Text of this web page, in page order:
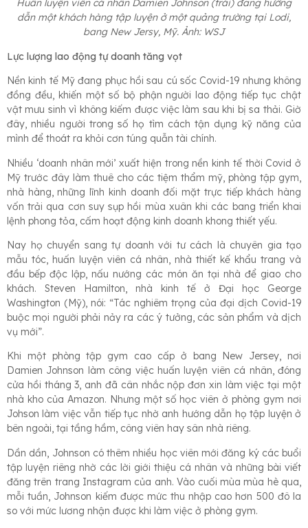
Huấn luyện viên cá nhân Damien Johnson (trái) đang hướng
dẫn một khách hàng tập luyện ở một quảng trường tại Lodi,
bang New Jersy, Mỹ. Ảnh: WSJ
Lực lượng lao động tự doanh tăng vọt
Nền kinh tế Mỹ đang phục hồi sau cú sốc Covid-19 nhưng không
đồng đều, khiến một số bộ phận người lao động tiếp tục chật
vật mưu sinh vì không kiếm được việc làm sau khi bị sa thải. Giờ
đây, nhiều người trong số họ tìm cách tận dụng kỹ năng của
mình để thoát ra khỏi cơn túng quẫn tài chính.
Nhiều ‘doanh nhân mới’ xuất hiện trong nền kinh tế thời Covid ở
Mỹ trước đây làm thuê cho các tiệm thẩm mỹ, phòng tập gym,
nhà hàng, những lĩnh kinh doanh đối mặt trực tiếp khách hàng
vốn trải qua cơn suy sụp hồi mùa xuân khi các bang triển khai
lệnh phong tỏa, cấm hoạt động kinh doanh khong thiết yếu.
Nay họ chuyển sang tự doanh với tư cách là chuyên gia tạo
mẫu tóc, huấn luyện viên cá nhân, nhà thiết kế khẩu trang và
đầu bếp độc lập, nấu nướng các món ăn tại nhà để giao cho
khách. Steven Hamilton, nhà kinh tế ở Đại học George
Washington (Mỹ), nói: “Tác nghiêm trọng của đại dịch Covid-19
buộc mọi người phải nảy ra các ý tưởng, các sản phẩm và dịch
vụ mới”.
Khi một phòng tập gym cao cấp ở bang New Jersey, nơi
Damien Johnson làm công việc huấn luyện viên cá nhân, đóng
cửa hồi tháng 3, anh đã cân nhắc nộp đơn xin làm việc tại một
nhà kho của Amazon. Nhưng một số học viên ở phòng gym nơi
Johson làm việc vẫn tiếp tục nhờ anh hướng dẫn họ tập luyện ở
bên ngoài, tại tầng hầm, công viên hay sân nhà riêng.
Dần dần, Johnson có thêm nhiều học viên mới đăng ký các buổi
tập luyện riêng nhờ các lời giới thiệu cá nhân và những bài viết
đăng trên trang Instagram của anh. Vào cuối mùa mùa hè qua,
mỗi tuần, Johnson kiếm được mức thu nhập cao hơn 500 đô la
so với mức lương nhận được khi làm việc ở phòng gym.